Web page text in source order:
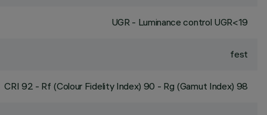
UGR - Luminance control UGR<19
fest
CRI 92 - Rf (Colour Fidelity Index) 90 - Rg (Gamut Index) 98